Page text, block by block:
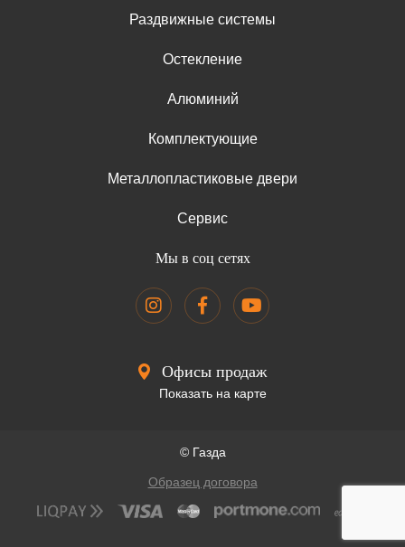
Раздвижные системы
Остекление
Алюминий
Комплектующие
Металлопластиковые двери
Сервис
Мы в соц сетях
Офисы продаж
Показать на карте
© Газда
Образец договора
Наш сайт использует файлы cookie